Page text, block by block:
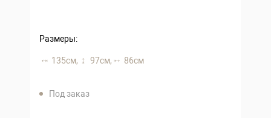
Размеры:
135 см, 97 см, 86 см
Под заказ